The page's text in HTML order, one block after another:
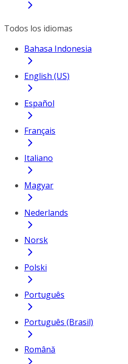
Todos los idiomas
Bahasa Indonesia
English (US)
Español
Français
Italiano
Magyar
Nederlands
Norsk
Polski
Português
Português (Brasil)
Română